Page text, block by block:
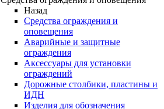
Назад
Средства ограждения и
оповещения
Аварийные и защитные
ограждения
Аксессуары для установки
ограждений
Дорожные столбики, пластины и
ИДН
Изделия для обозначения